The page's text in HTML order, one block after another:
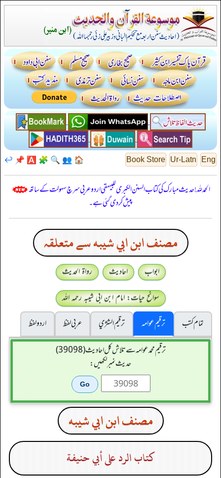
Eng
Ur-Latn
Book Store
🏠
👥
🔍
🧩
🅰️
📌
↩️
الحمدللہ! حدیث مبارک کی کتاب السنن الكبرى للبيهقي اردو عربی سرچ سہولت کے ساتھ
پیش کر دی گئی ہے۔
مصنف ابن ابي شيبه سے متعلقہ
ابواب احادیث
رواۃ الحدیث
سوانح حیات: امام ابن ابی شیبہ رحمہ اللہ
تمام کتب
ترقیم عوامہ ترقيم الشژي عربی لفظ
اردو لفظ
ترقیم محمدعوامہ سے تلاش کل احادیث (39098)
حدیث نمبر لکھیں:
مصنف ابن ابي شيبه
كتاب الرد على أبي حنيفة